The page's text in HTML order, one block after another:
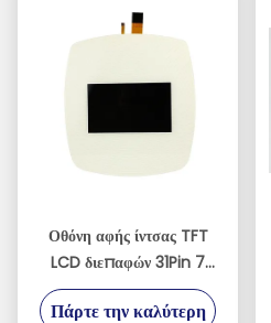
Οθόνη αφής ίντσας TFT
LCD διεπαφών 31Pin 7
LVDS με την επιτροπή
ΔΙΕΘΝΏΝ
Πάρτε την καλύτερη